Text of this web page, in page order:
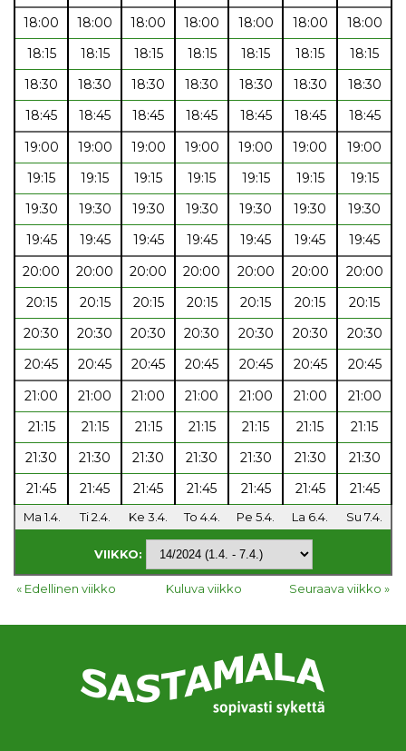
18:00
18:00 18:00 18:00 18:00 18:00
18:00
18:15
18:15 18:15 18:15 18:15 18:15
18:15
18:30
18:30 18:30 18:30 18:30 18:30
18:30
18:45
18:45 18:45 18:45 18:45 18:45
18:45
19:00
19:00 19:00 19:00 19:00 19:00
19:00
19:15
19:15 19:15 19:15 19:15 19:15
19:15
19:30
19:30 19:30 19:30 19:30 19:30
19:30
19:45
19:45 19:45 19:45 19:45 19:45
19:45
20:00
20:00 20:00 20:00 20:00 20:00
20:00
20:15
20:15 20:15 20:15 20:15 20:15
20:15
20:30
20:30 20:30 20:30 20:30 20:30
20:30
20:45
20:45 20:45 20:45 20:45 20:45
20:45
21:00
21:00 21:00 21:00 21:00 21:00
21:00
21:15
21:15 21:15 21:15 21:15 21:15
21:15
21:30
21:30 21:30 21:30 21:30 21:30
21:30
21:45
21:45 21:45 21:45 21:45 21:45 21:45
Ma 1.4. Ti 2.4. Ke 3.4. To 4.4. Pe 5.4. La 6.4. Su 7.4.
VIIKKO:
« Edellinen viikko Kuluva viikko Seuraava viikko »